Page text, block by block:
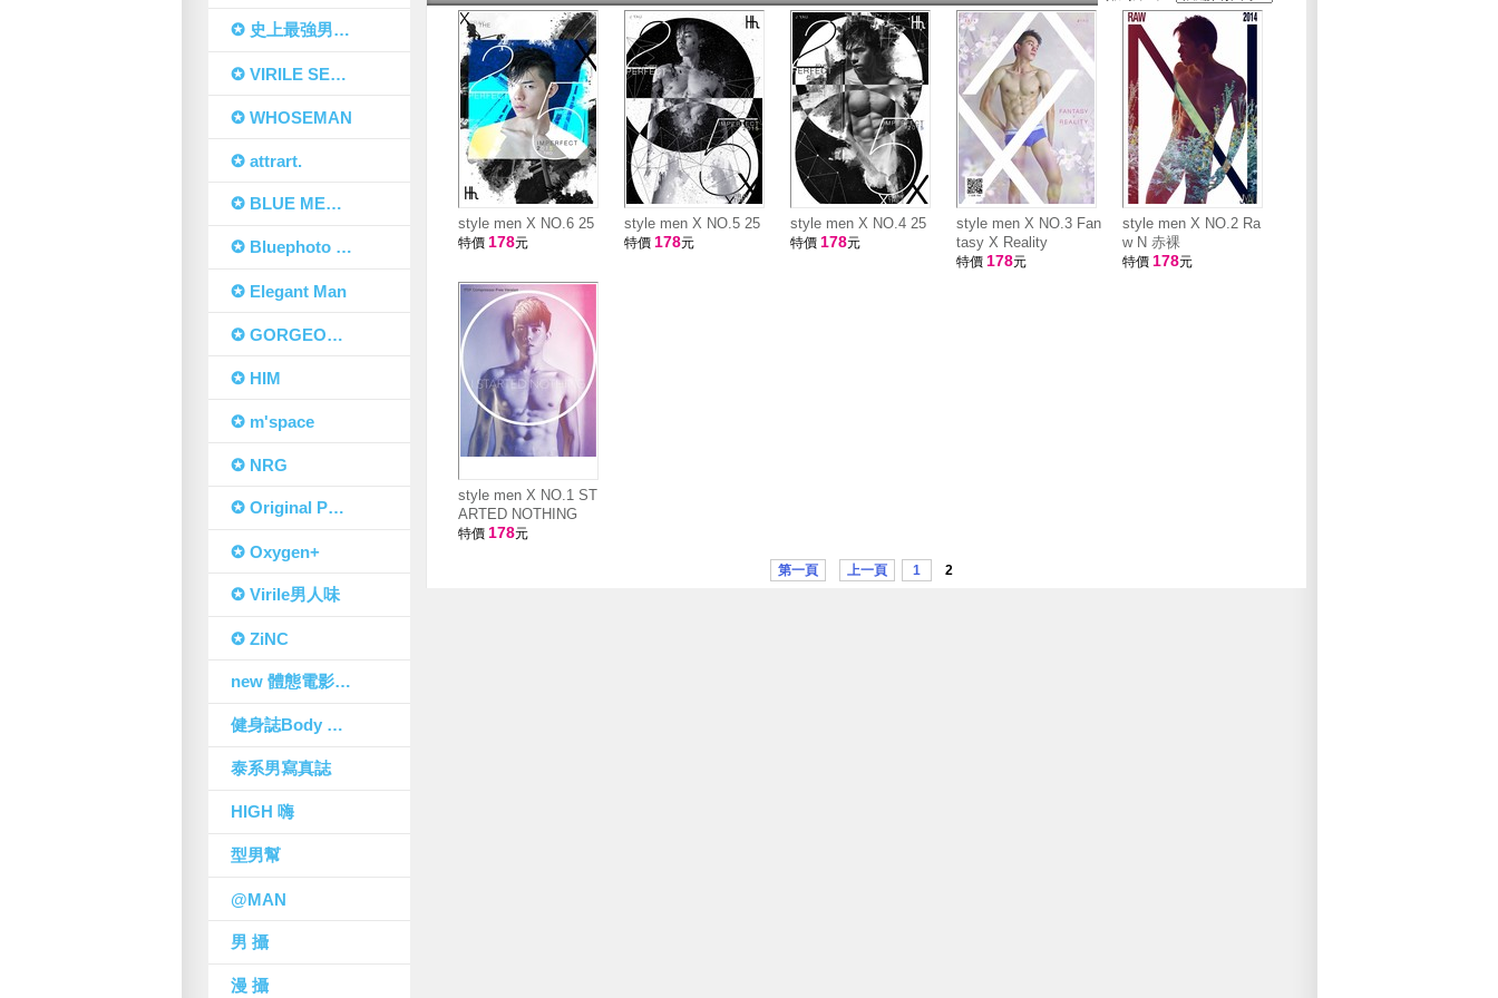
✪ 史上最強男體寫真
✪ VIRILE SEXY+
✪ WHOSEMAN
✪ attrart.
✪ BLUE MEN 藍男色
✪ Bluephoto 藍攝
✪ Elegant Man
✪ GORGEOS TIME
✪ HIM
✪ m'space
✪ NRG
✪ Original Photo 原色
✪ Oxygen+
✪ Virile男人味
✪ ZiNC
new 體態電影寫真
健身誌Body Design
泰系男寫真誌
HIGH 嗨
型男幫
@MAN
男 攝
漫 攝
style men X NO.6 25
特價 178元
style men X NO.5 25
特價 178元
style men X NO.4 25
特價 178元
style men X NO.3 Fan
tasy X Reality
特價 178元
style men X NO.2 Ra
w N 赤裸
特價 178元
style men X NO.1 ST
ARTED NOTHING
特價 178元
第一頁 上一頁 1 2